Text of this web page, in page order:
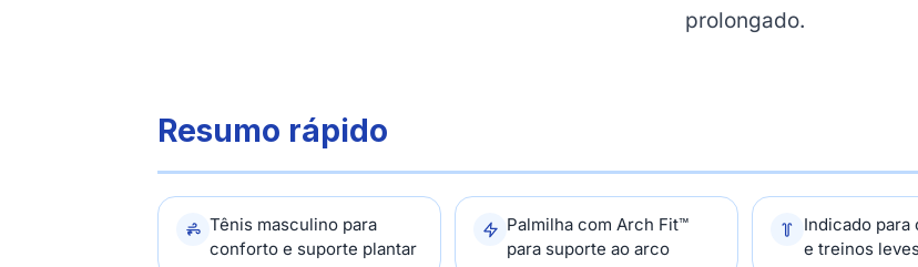
prolongado.
Resumo rápido
Tênis masculino para
conforto e suporte plantar
Palmilha com Arch Fit™
para suporte ao arco
Indicado para
e treinos